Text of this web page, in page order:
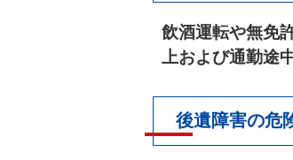
飲酒運転や無免
上および通勤途
後遺障害の危